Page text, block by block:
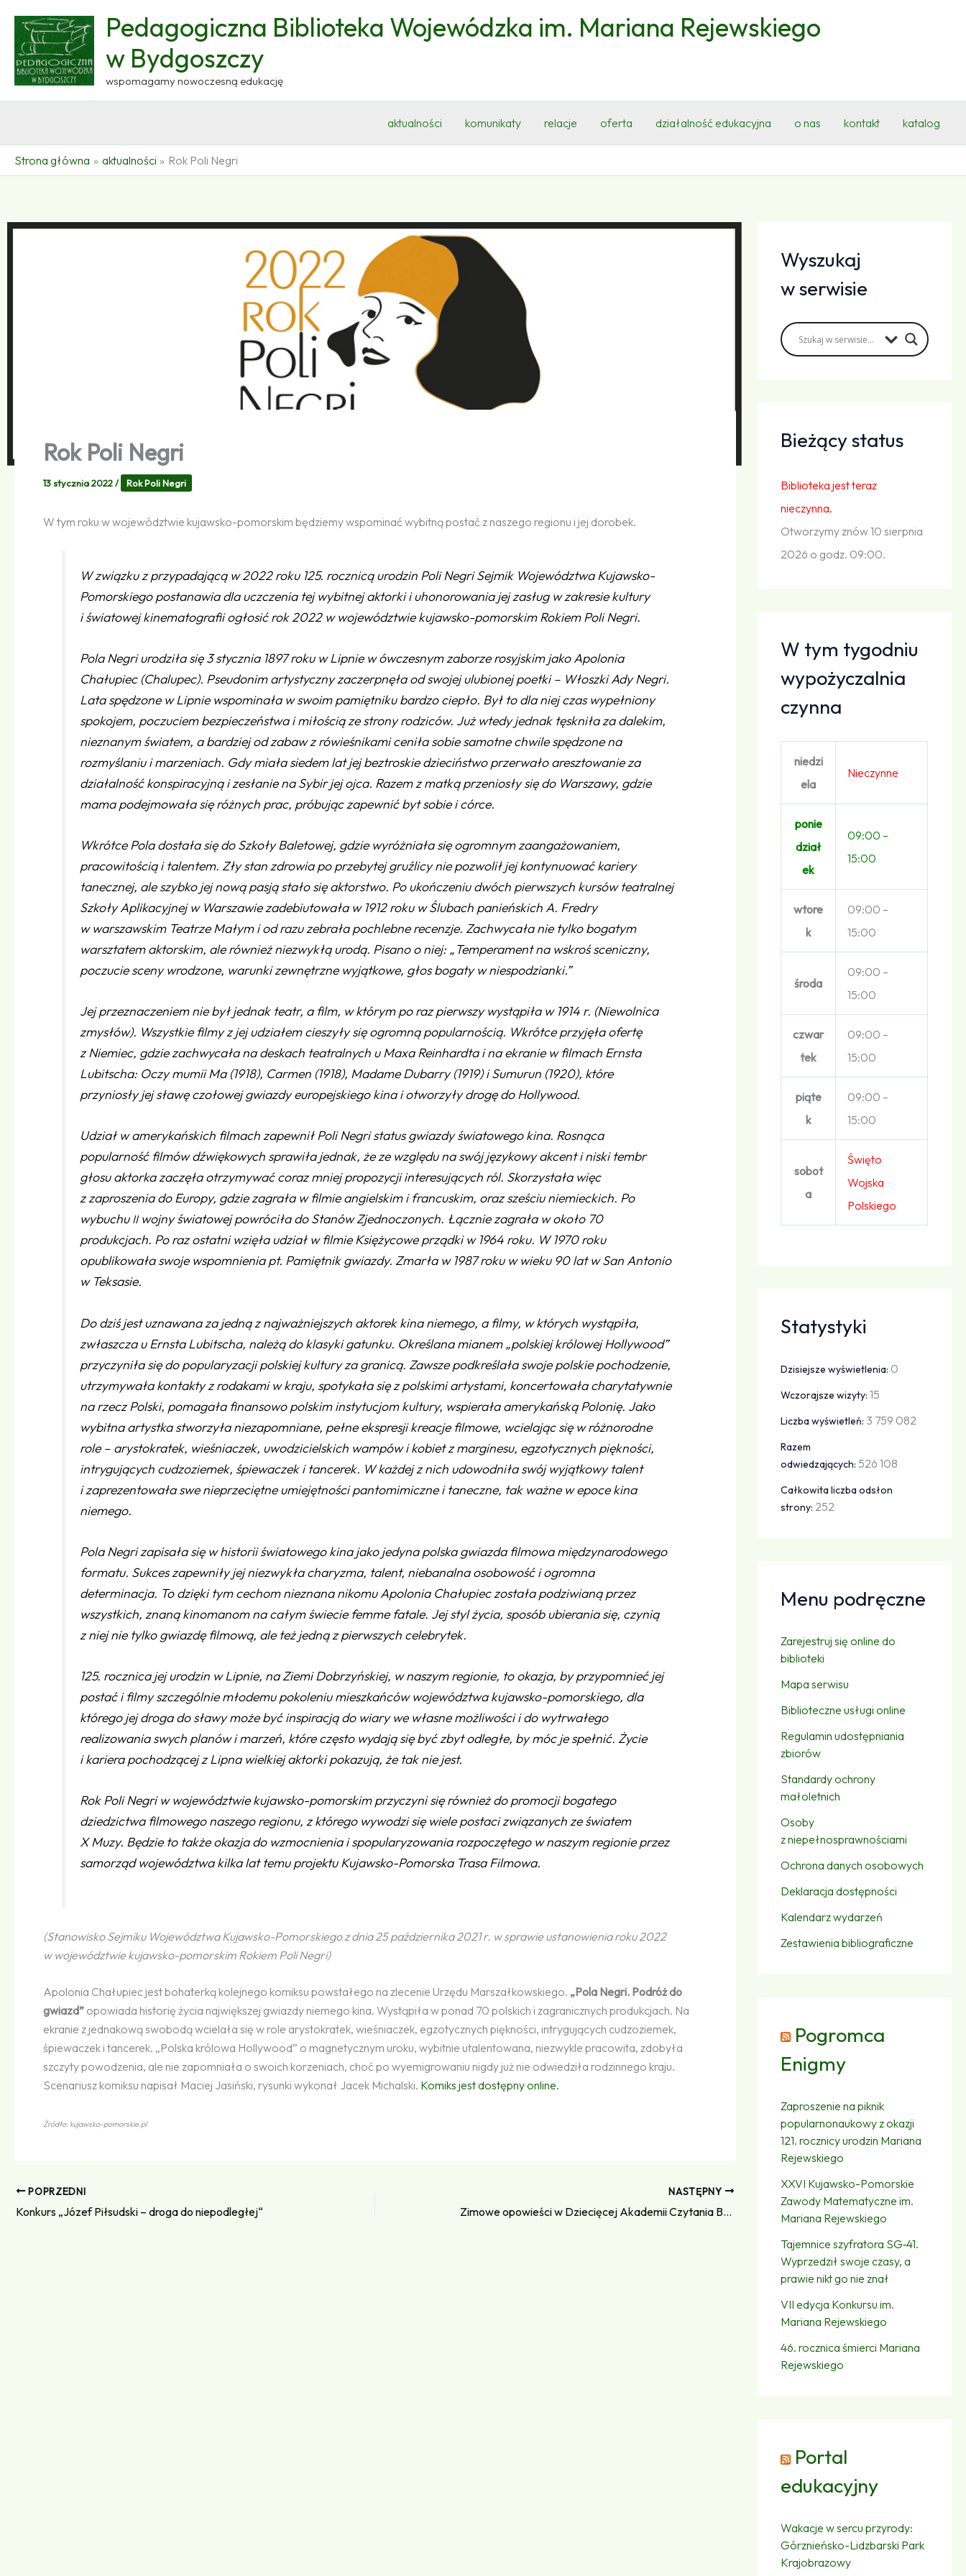
treści
Pedagogiczna Biblioteka Wojewódzka im. Mariana Rejewskiego
w Bydgoszczy
wspomagamy nowoczesną edukację
aktualności komunikaty relacje oferta działalność edukacyjna o nas kontakt katalog
Strona główna aktualności Rok Poli Negri
Rok Poli Negri
13 stycznia 2022/ Rok Poli Negri
W tym roku w województwie kujawsko-pomorskim będziemy wspominać wybitną postać z naszego regionu i jej dorobek.
W związku z przypadającą w 2022 roku 125. rocznicą urodzin Poli Negri Sejmik Województwa Kujawsko-
Pomorskiego postanawia dla uczczenia tej wybitnej aktorki i uhonorowania jej zasług w zakresie kultury
i światowej kinematografii ogłosić rok 2022 w województwie kujawsko-pomorskim Rokiem Poli Negri.
Pola Negri urodziła się 3 stycznia 1897 roku w Lipnie w ówczesnym zaborze rosyjskim jako Apolonia
Chałupiec (Chalupec). Pseudonim artystyczny zaczerpnęła od swojej ulubionej poetki – Włoszki Ady Negri.
Lata spędzone w Lipnie wspominała w swoim pamiętniku bardzo ciepło. Był to dla niej czas wypełniony
spokojem, poczuciem bezpieczeństwa i miłością ze strony rodziców. Już wtedy jednak tęskniła za dalekim,
nieznanym światem, a bardziej od zabaw z rówieśnikami ceniła sobie samotne chwile spędzone na
rozmyślaniu i marzeniach. Gdy miała siedem lat jej beztroskie dzieciństwo przerwało aresztowanie za
działalność konspiracyjną i zesłanie na Sybir jej ojca. Razem z matką przeniosły się do Warszawy, gdzie
mama podejmowała się różnych prac, próbując zapewnić byt sobie i córce.
Wkrótce Pola dostała się do Szkoły Baletowej, gdzie wyróżniała się ogromnym zaangażowaniem,
pracowitością i talentem. Zły stan zdrowia po przebytej gruźlicy nie pozwolił jej kontynuować kariery
tanecznej, ale szybko jej nową pasją stało się aktorstwo. Po ukończeniu dwóch pierwszych kursów teatralnej
Szkoły Aplikacyjnej w Warszawie zadebiutowała w 1912 roku wŚlubach panieńskich A. Fredry
w warszawskim Teatrze Małym i od razu zebrała pochlebne recenzje. Zachwycała nie tylko bogatym
warsztatem aktorskim, ale również niezwykłą urodą. Pisano o niej: „Temperament na wskroś sceniczny,
poczucie sceny wrodzone, warunki zewnętrzne wyjątkowe, głos bogaty w niespodzianki.”
Jej przeznaczeniem nie był jednak teatr, a film, w którym po raz pierwszy wystąpiła w 1914 r. (Niewolnica
zmysłów). Wszystkie filmy z jej udziałem cieszyły się ogromną popularnością. Wkrótce przyjęła ofertę
z Niemiec, gdzie zachwycała na deskach teatralnych u Maxa Reinhardta i na ekranie w filmach Ernsta
Lubitscha: Oczy mumii Ma (1918), Carmen (1918), Madame Dubarry(1919) iSumurun (1920), które
przyniosły jej sławę czołowej gwiazdy europejskiego kina i otworzyły drogę do Hollywood.
Udział w amerykańskich filmach zapewnił Poli Negri status gwiazdy światowego kina. Rosnąca
popularność filmów dźwiękowych sprawiła jednak, że ze względu na swój językowy akcent i niski tembr
głosu aktorka zaczęła otrzymywać coraz mniej propozycji interesujących ról. Skorzystała więc
z zaproszenia do Europy, gdzie zagrała w filmie angielskim i francuskim, oraz sześciu niemieckich. Po
wybuchu IIwojny światowej powróciła do Stanów Zjednoczonych. Łącznie zagrała w około 70
produkcjach. Po raz ostatni wzięła udział w filmieKsiężycowe prządkiw 1964 roku. W 1970 roku
opublikowała swoje wspomnienia pt. Pamiętnik gwiazdy. Zmarła w 1987 roku w wieku 90 lat w San Antonio
w Teksasie.
Do dziś jest uznawana za jedną z najważniejszych aktorek kina niemego, a filmy, w których wystąpiła,
zwłaszcza u Ernsta Lubitscha, należą do klasyki gatunku. Określana mianem „polskiej królowej Hollywood”
przyczyniła się do popularyzacji polskiej kultury za granicą. Zawsze podkreślała swoje polskie pochodzenie,
utrzymywała kontakty z rodakami w kraju, spotykała się z polskimi artystami, koncertowała charytatywnie
na rzecz Polski, pomagała finansowo polskim instytucjom kultury, wspierała amerykańską Polonię. Jako
wybitna artystka stworzyła niezapomniane, pełne ekspresji kreacje filmowe, wcielając się w różnorodne
role – arystokratek, wieśniaczek, uwodzicielskich wampów i kobiet z marginesu, egzotycznych piękności,
intrygujących cudzoziemek, śpiewaczek i tancerek. W każdej z nich udowodniła swój wyjątkowy talent
i zaprezentowała swe nieprzeciętne umiejętności pantomimiczne i taneczne, tak ważne w epoce kina
niemego.
Pola Negri zapisała się w historii światowego kina jako jedyna polska gwiazda filmowa międzynarodowego
formatu. Sukces zapewniły jej niezwykła charyzma, talent, niebanalna osobowość i ogromna
determinacja. To dzięki tym cechom nieznana nikomu Apolonia Chałupiec została podziwianą przez
wszystkich, znaną kinomanom na całym świecie femme fatale. Jej styl życia, sposób ubierania się, czynią
z niej nie tylko gwiazdę filmową, ale też jedną z pierwszych celebrytek.
125. rocznica jej urodzin w Lipnie, na Ziemi Dobrzyńskiej, w naszym regionie, to okazja, by przypomnieć jej
postać i filmy szczególnie młodemu pokoleniu mieszkańców województwa kujawsko-pomorskiego, dla
którego jej droga do sławy może być inspiracją do wiary we własne możliwości i do wytrwałego
realizowania swych planów i marzeń, które często wydają się być zbyt odległe, by móc je spełnić. Życie
i kariera pochodzącej z Lipna wielkiej aktorki pokazują, że tak nie jest.
Rok Poli Negri w województwie kujawsko-pomorskim przyczyni się również do promocji bogatego
dziedzictwa filmowego naszego regionu, z którego wywodzi się wiele postaci związanych ze światem
X Muzy. Będzie to także okazja do wzmocnienia i spopularyzowania rozpoczętego w naszym regionie przez
samorząd województwa kilka lat temu projektu Kujawsko-Pomorska Trasa Filmowa.
(Stanowisko Sejmiku Województwa Kujawsko-Pomorskiego z dnia 25 października 2021 r. w sprawie ustanowienia roku 2022
w województwie kujawsko-pomorskim Rokiem Poli Negri)
Apolonia Chałupiec jest bohaterką kolejnego komiksu powstałego na zlecenie Urzędu Marszałkowskiego. „Pola Negri. Podróż do
gwiazd” opowiada historię życia największej gwiazdy niemego kina. Wystąpiła w ponad 70 polskich i zagranicznych produkcjach. Na
ekranie z jednakową swobodą wcielała się w role arystokratek, wieśniaczek, egzotycznych piękności, intrygujących cudzoziemek,
śpiewaczek i tancerek. „Polska królowa Hollywood” o magnetycznym uroku, wybitnie utalentowana, niezwykle pracowita, zdobyła
szczyty powodzenia, ale nie zapomniała o swoich korzeniach, choć po wyemigrowaniu nigdy już nie odwiedziła rodzinnego kraju.
Scenariusz komiksu napisał Maciej Jasiński, rysunki wykonał Jacek Michalski. Komiks jest dostępny online.
Źródło: kujawsko​-pomorskie​.pl
POPRZEDNI
Konkurs „Józef Piłsudski – droga do niepodległej“
NASTĘPNY
Zimowe opowieści w Dziecięcej Akademii Czytania Bajek
Wyszukaj
w serwisie
Bieżący status
Biblioteka jest teraz
nieczynna.
Otworzymy znów 10 sierpnia
2026 o godz. 09:00.
W tym tygodniu
wypożyczalnia
czynna
niedzi
ela
Nieczynne
ponie
dział
ek
09:00 –
15:00
wtore
k
09:00 –
15:00
środa
09:00 –
15:00
czwar
tek
09:00 –
15:00
piąte
k
09:00 –
15:00
sobot
a
Święto
Wojska
Polskiego
Statystyki
Dzisiejsze wyświetlenia: 0
Wczorajsze wizyty:15
Liczba wyświetleń: 3 759 082
Razem
odwiedzających: 526 108
Całkowita liczba odsłon
strony: 252
Menu podręczne
Zarejestruj się online do
biblioteki
Mapa serwisu
Biblioteczne usługi online
Regulamin udostępniania
zbiorów
Standardy ochrony
małoletnich
Osoby
z niepełnosprawnościami
Ochrona danych osobowych
Deklaracja dostępności
Kalendarz wydarzeń
Zestawienia bibliograficzne
Pogromca
Enigmy
Zaproszenie na piknik
popularnonaukowy z okazji
121. rocznicy urodzin Mariana
Rejewskiego
XXVI Kujawsko-Pomorskie
Zawody Matematyczne im.
Mariana Rejewskiego
Tajemnice szyfratora SG‑41.
Wyprzedził swoje czasy, a
prawie nikt go nie znał
VII edycja Konkursu im.
Mariana Rejewskiego
46. rocznica śmierci Mariana
Rejewskiego
Portal
edukacyjny
Wakacje w sercu przyrody:
Górznieńsko-Lidzbarski Park
Krajobrazowy